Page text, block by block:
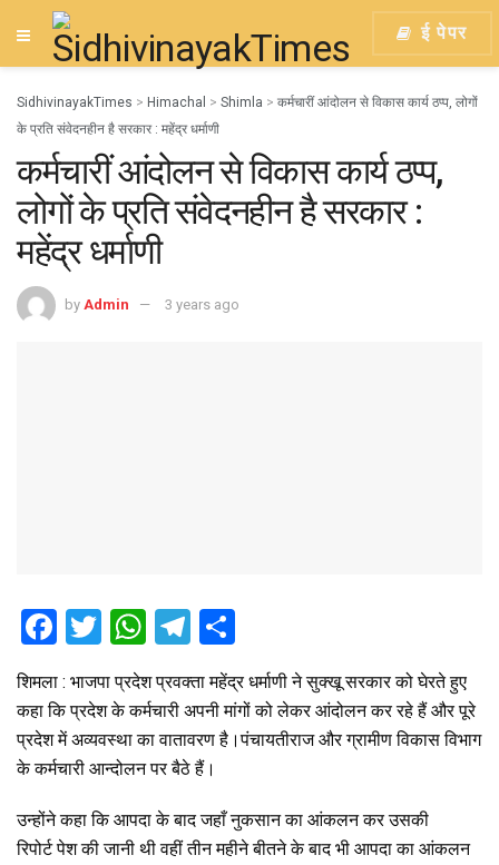
ई पेपर
SidhivinayakTimes > Himachal > Shimla > कर्मचारीं आंदोलन से विकास कार्य ठप्प, लोगों
के प्रति संवेदनहीन है सरकार : महेंद्र धर्माणी
कर्मचारीं आंदोलन से विकास कार्य ठप्प,
लोगों के प्रति संवेदनहीन है सरकार :
महेंद्र धर्माणी
by Admin 3 years ago
F
ce
b
o
o
k
T
wi
tt
er
W
at
s
A
p
p
T
e
gr
a
m
ar
e
शिमला : भाजपा प्रदेश प्रवक्ता महेंद्र धर्माणी ने सुक्खू सरकार को घेरते हुए
कहा कि प्रदेश के कर्मचारी अपनी मांगों को लेकर आंदोलन कर रहे हैं और पूरे
प्रदेश में अव्यवस्था का वातावरण है।पंचायतीराज और ग्रामीण विकास विभाग
के कर्मचारी आन्दोलन पर बैठे हैं।
उन्होंने कहा कि आपदा के बाद जहाँ नुकसान का आंकलन कर उसकी
रिपोर्ट पेश की जानी थी वहीं तीन महीने बीतने के बाद भी आपदा का आंकलन